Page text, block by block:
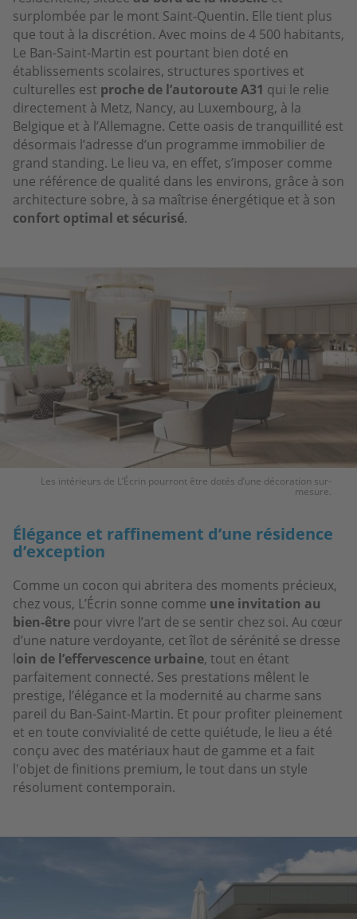
surplombée par le mont Saint-Quentin. Elle tient plus
que tout à la discrétion. Avec moins de 4 500 habitants,
Le Ban-Saint-Martin est pourtant bien doté en
établissements scolaires, structures sportives et
culturelles est proche de l’autoroute A31 qui le relie
directement à Metz, Nancy, au Luxembourg, à la
Belgique et à l’Allemagne. Cette oasis de tranquillité est
désormais l’adresse d’un programme immobilier de
grand standing. Le lieu va, en effet, s’imposer comme
une référence de qualité dans les environs, grâce à son
architecture sobre, à sa maîtrise énergétique et à son
confort optimal et sécurisé.
Les intérieurs de L’Écrin pourront être dotés d’une décoration sur-
mesure.
Élégance et raffinement d’une résidence
d’exception
Comme un cocon qui abritera des moments précieux,
chez vous, L’Écrin sonne comme une invitation au
bien-être pour vivre l’art de se sentir chez soi. Au cœur
d’une nature verdoyante, cet îlot de sérénité se dresse
loin de l’effervescence urbaine, tout en étant
parfaitement connecté. Ses prestations mêlent le
prestige, l’élégance et la modernité au charme sans
pareil du Ban-Saint-Martin. Et pour profiter pleinement
et en toute convivialité de cette quiétude, le lieu a été
conçu avec des matériaux haut de gamme et a fait
l'objet de finitions premium, le tout dans un style
résolument contemporain.